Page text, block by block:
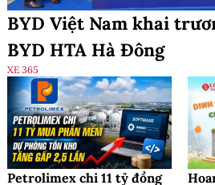
BYD Việt Nam khai
BYD HTA Hà Đông
XE 365
Petrolimex chi 11 tỷ đồng